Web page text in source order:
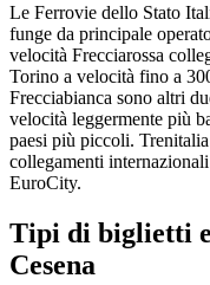
Le Ferrovie dello Stato
funge da principale
velocità Frecciarossa
Torino a velocità fino a
Frecciabianca sono altri
velocità leggermente più
paesi più piccoli.
collegamenti
EuroCity.
Tipi di biglietti
Cesena